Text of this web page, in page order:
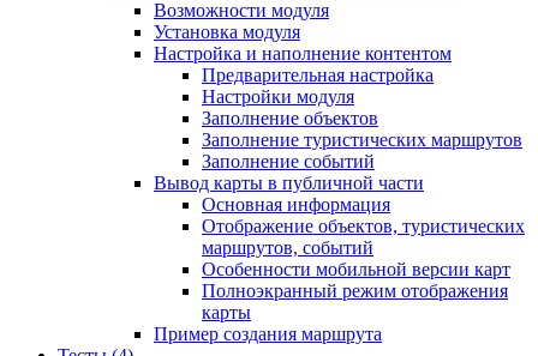
Возможности модуля
Установка модуля
Настройка и наполнение контентом
Предварительная настройка
Настройки модуля
Заполнение объектов
Заполнение туристических маршрутов
Заполнение событий
Вывод карты в публичной части
Основная информация
Отображение объектов, туристических
маршрутов, событий
Особенности мобильной версии карт
Полноэкранный режим отображения
карты
Пример создания маршрута